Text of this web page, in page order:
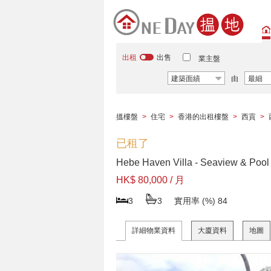
出租 出售 業主盤
建築面績 由 最細
搵樓盤 > 住宅 > 香港的出租樓盤 > 西貢 >
已租了
Hebe Haven Villa - Seaview & Pool
HK$ 80,000 / 月
3 3 實用率 (%) 84
詳細物業資料 大廈資料 地圖